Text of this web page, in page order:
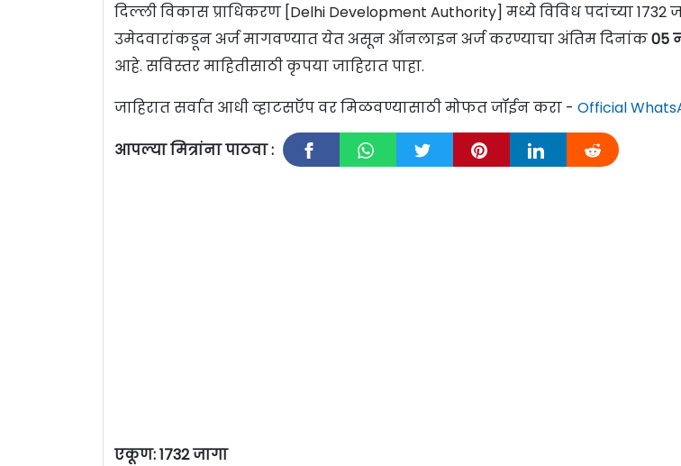
दिल्ली विकास प्राधिकरण [Delhi Development Authority] मध्ये विविध पदांच्या 1732
उमेदवारांकडून अर्ज मागवण्यात येत असून ऑनलाइन अर्ज करण्याचा अंतिम दिनांक05
आहे. सविस्तर माहितीसाठी कृपया जाहिरात पाहा.
जाहिरात सर्वात आधी व्हाटसऍप वर मिळवण्यासाठी मोफत जॉईन करा - Official
आपल्या मित्रांना पाठवा :
एकूण: 1732 जागा